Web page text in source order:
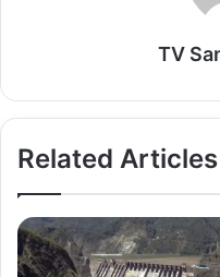
TV
Related Articles